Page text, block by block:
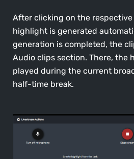
After clicking on the
highlight is generated
generation is completed, the
Audio clips section. There, the
played during the current
half-time break.